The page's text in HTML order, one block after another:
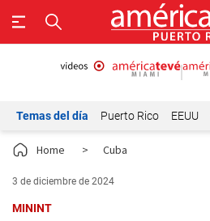
Temas del día Puerto Rico EEUU
Home > Cuba
3 de diciembre de 2024
MININT